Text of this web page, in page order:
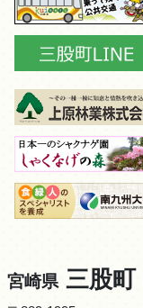
宮崎県 三股町